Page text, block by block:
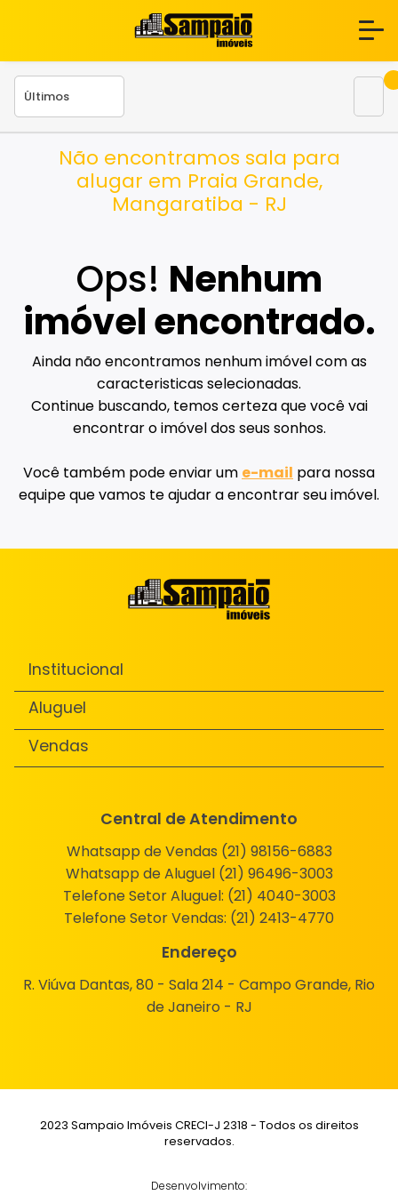
Não encontramos sala para
alugar em Praia Grande,
Mangaratiba - RJ
Ops! Nenhum
imóvel encontrado.
Ainda não encontramos nenhum imóvel com as
caracteristicas selecionadas.
Continue buscando, temos certeza que você vai
encontrar o imóvel dos seus sonhos.
Você também pode enviar um e-mail para nossa
equipe que vamos te ajudar a encontrar seu imóvel.
Institucional
Aluguel
Vendas
Central de Atendimento
Whatsapp de Vendas (21) 98156-6883
Whatsapp de Aluguel (21) 96496-3003
Telefone Setor Aluguel: (21) 4040-3003
Telefone Setor Vendas: (21) 2413-4770
Endereço
R. Viúva Dantas, 80 - Sala 214 - Campo Grande, Rio
de Janeiro - RJ
2023 Sampaio Imóveis CRECI-J 2318 - Todos os direitos
reservados.
Desenvolvimento: